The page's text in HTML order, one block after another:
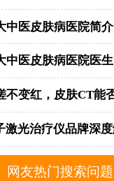
中医皮肤病医院简介
中医皮肤病医院医生
网友热门搜索问题